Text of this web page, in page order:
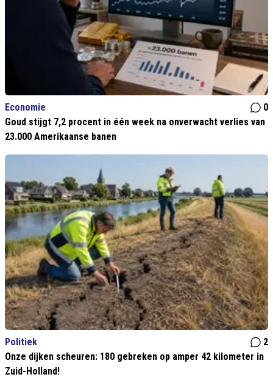
Economie
0
Goud stijgt 7,2 procent in één week na onverwacht verlies van
23.000 Amerikaanse banen
Politiek
2
Onze dijken scheuren: 180 gebreken op amper 42 kilometer in
Zuid-Holland!